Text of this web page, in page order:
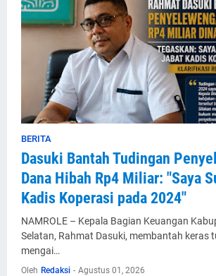
BERITA
Dasuki Bantah Tudingan
Dana Hibah Rp4 Miliar: "Saya
Kadis Koperasi pada 2024"
NAMROLE – Kepala Bagian Keuangan
Selatan, Rahmat Dasuki, membantah keras
mengai…
Oleh Redaksi - Agustus 01, 2026